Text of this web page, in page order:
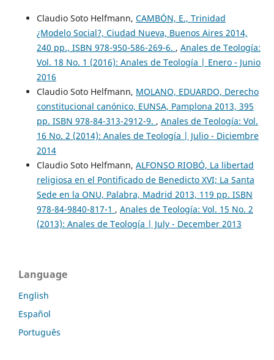
Claudio Soto Helfmann, CAMBÓN, E., Trinidad
¿Modelo Social?, Ciudad Nueva, Buenos Aires 2014,
240 pp., ISBN 978-950-586-269-6. , Anales de Teología:
Vol. 18 No. 1 (2016): Anales de Teología | Enero - Junio
2016
Claudio Soto Helfmann, MOLANO, EDUARDO, Derecho
constitucional canónico, EUNSA, Pamplona 2013, 395
pp. ISBN 978-84-313-2912-9. , Anales de Teología: Vol.
16 No. 2 (2014): Anales de Teología | Julio - Diciembre
2014
Claudio Soto Helfmann, ALFONSO RIOBÓ, La libertad
religiosa en el Pontificado de Benedicto XVI; La Santa
Sede en la ONU, Palabra, Madrid 2013, 119 pp. ISBN
978-84-9840-817-1 , Anales de Teología: Vol. 15 No. 2
(2013): Anales de Teología | July - December 2013
Language
English
Español
Português